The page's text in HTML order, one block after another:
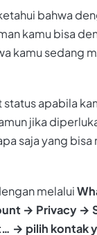
bahwa
kamu bisa
kamu sedang
apabila
jika
saja yang bisa
melalui
→ Privacy →
→ pilih kontak